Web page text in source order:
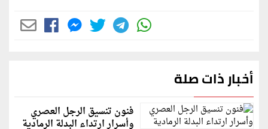
أخبار ذات صلة
فنون تنسيق الرجل العصري
وأسرار ارتداء البدلة الرمادية